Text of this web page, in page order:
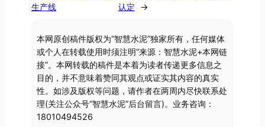
生产线
认定
→
本网原创稿件版权为“智慧水泥”独家所有，任何媒体
或个人在转载使用时须注明“来源：智慧水泥+本网链
接”。本网转载的稿件是本着为读者传递更多信息之
目的，并不意味着赞同其观点或证实其内容的真实
性。如涉及版权等问题，请作者在两周内尽快联系处
理(关注公众号“智慧水泥”后台留言)。业务咨询：
18010494526